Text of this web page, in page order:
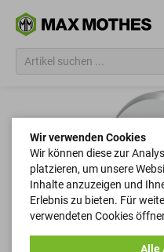
Wir verwenden Cookies
Wir können diese zur
platzieren, um unsere
Inhalte anzuzeigen und
Erlebnis zu bieten. Für
verwendeten Cookies
Alle